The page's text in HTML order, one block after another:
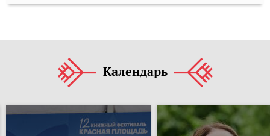
Календарь